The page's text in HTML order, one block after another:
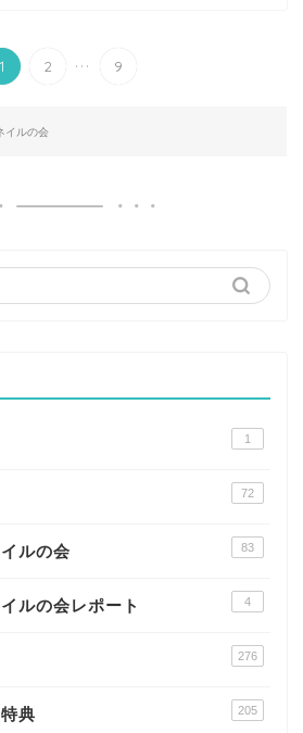
1 2 ... 9
イルの会
1
72
ルの会 83
ルの会レポート 4
276
典 205